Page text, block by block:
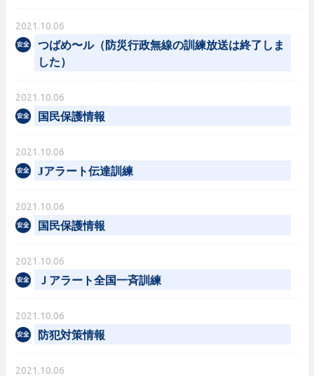
2021.10.06
つばめ〜ル（防災行政無線の訓練放送は終了しま
した）
2021.10.06
国民保護情報
2021.10.06
Jアラート伝達訓練
2021.10.06
国民保護情報
2021.10.06
Ｊアラート全国一斉訓練
2021.10.06
防犯対策情報
2021.10.06